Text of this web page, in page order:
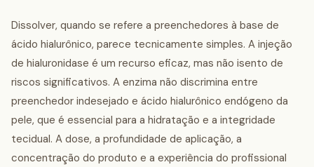
Dissolver, quando se refere a preenchedores à base de
ácido hialurônico, parece tecnicamente simples. A injeção
de hialuronidase é um recurso eficaz, mas não isento de
riscos significativos. A enzima não discrimina entre
preenchedor indesejado e ácido hialurônico endógeno da
pele, que é essencial para a hidratação e a integridade
tecidual. A dose, a profundidade de aplicação, a
concentração do produto e a experiência do profissional